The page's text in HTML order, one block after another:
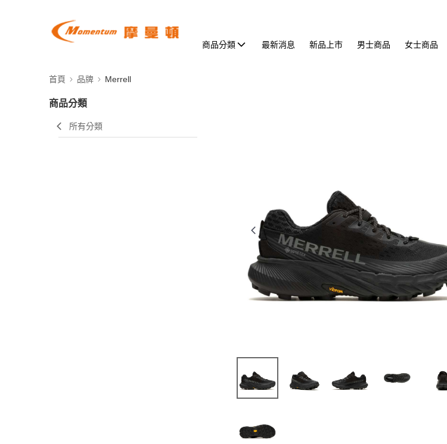
商品分類 最新消息 新品上市 男士商品 女士商品
首頁 品牌 Merrell
商品分類
所有分類